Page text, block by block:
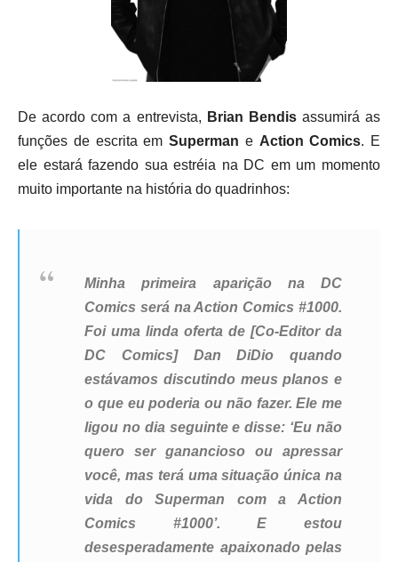
De acordo com a entrevista, Brian Bendisassumirá as
funções de escrita em Superman e Action Comics. E
ele estará fazendo sua estréia na DC em um momento
muito importante na história do quadrinhos:
Minha primeira aparição na DC
Comics será na Action Comics #1000.
Foi uma linda oferta de [Co-Editor da
DC Comics] Dan DiDio quando
estávamos discutindo meus planos e
o que eu poderia ou não fazer. Ele me
ligou no dia seguinte e disse: ‘Eu não
quero ser ganancioso ou apressar
você, mas terá uma situação única na
vida do Superman com a Action
Comics #1000’. E estou
desesperadamente apaixonado pelas